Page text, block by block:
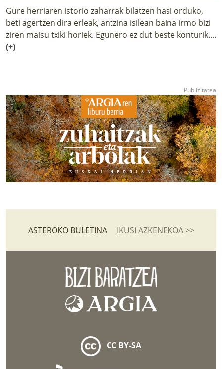
Gure herriaren istorio zaharrak bilatzen hasi orduko,
beti agertzen dira erleak, antzina isilean baina irmo bizi
ziren maisu txiki horiek. Egunero ez dut beste konturik....
(+)
ASTEROKO BULETINA IKUSI AZKENEKOA >>
CC BY-SA